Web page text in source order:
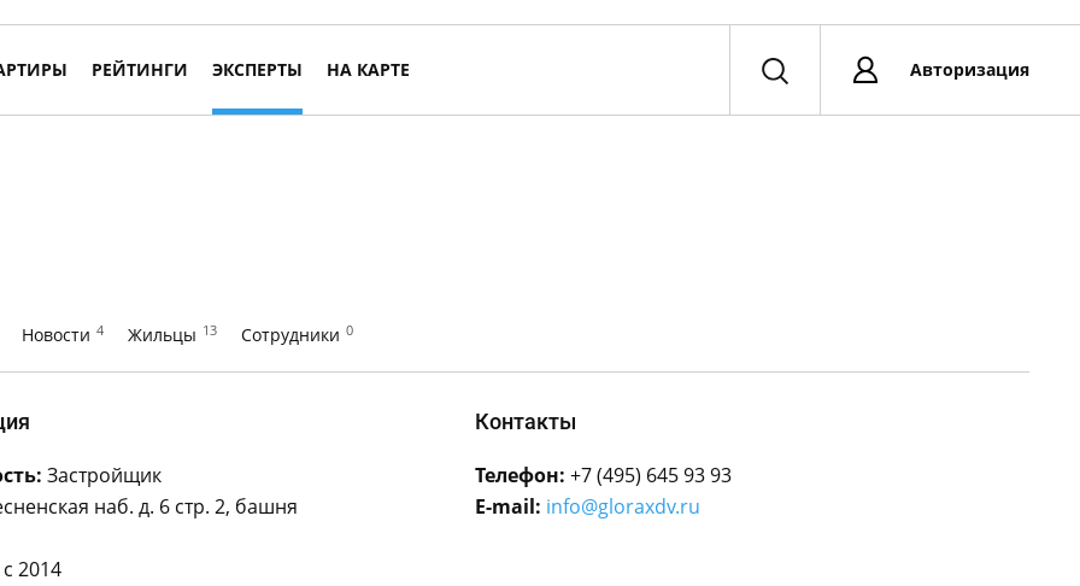
РЕЙТИНГИ ЭКСПЕРТЫ НА КАРТЕ Авторизация
Новости 4 Жильцы 13 Сотрудники 0
Застройщик
наб. д. 6 стр. 2, башня
с 2014
Контакты
Телефон: +7 (495) 645 93 93
E-mail: info@gloraxdv.ru